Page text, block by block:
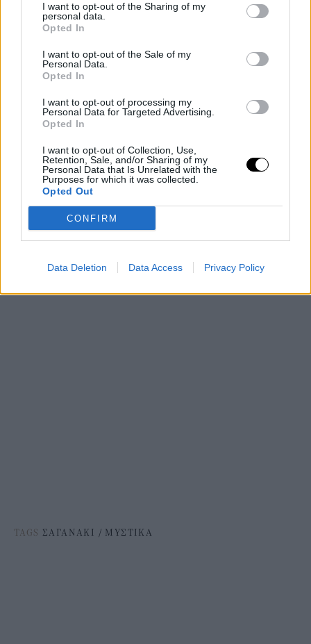
I want to opt-out of the Sharing of my
personal data.
Opted In
I want to opt-out of the Sale of my
Personal Data.
Opted In
I want to opt-out of processing my
Personal Data for Targeted Advertising.
Opted In
I want to opt-out of Collection, Use,
Retention, Sale, and/or Sharing of my
Personal Data that Is Unrelated with the
Purposes for which it was collected.
Opted Out
CONFIRM
Data Deletion Data Access Privacy Policy
LIVING
Τυροπιτάκια με κρέμα τυριού και 3 υλικά -Έτοιμα σε
10 λεπτά, το τέλειο σνακ
⸻25 JUL 2023
TAGS ΣΑΓΑΝΑΚΙ / ΜΥΣΤΙΚΑ